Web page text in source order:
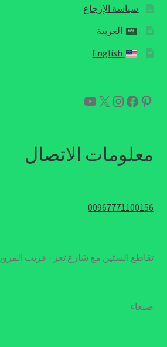
سياسة الإرجاع
العربية
English
بينتريست
فيسبوك
إنستجرام
إكسيوتيوب
معلومات الاتصال
00967771100156
تقاطع الستين مع شارع تعز - قريب المرور
صنعاء